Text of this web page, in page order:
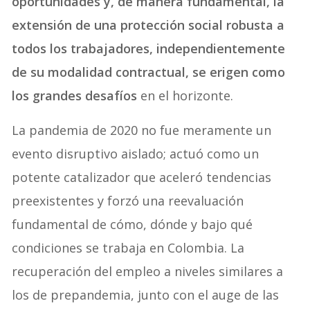
extensión de una protección social robusta a
todos los trabajadores, independientemente
de su modalidad contractual, se erigen como
los grandes desafíos en el horizonte.
La pandemia de 2020 no fue meramente un
evento disruptivo aislado; actuó como un
potente catalizador que aceleró tendencias
preexistentes y forzó una reevaluación
fundamental de cómo, dónde y bajo qué
condiciones se trabaja en Colombia. La
recuperación del empleo a niveles similares a
los de prepandemia, junto con el auge de las